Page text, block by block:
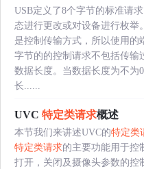
USB定义了8个字节的标准请
态进行更改或对设备进行枚举
是控制传输方式，所以使用的
字节的的控制请求不包括传输
数据长度。当数据长度为不为
长......
UVC 特定类请求概述
本节我们来讲述UVC的特定类
特定类请求的主要功能用于控
打开，关闭及摄像头参数的控